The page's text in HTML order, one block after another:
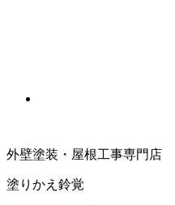
外壁塗装・屋根工事専門店
塗りかえ鈴覚